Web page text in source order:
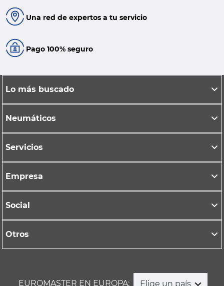
Una red de expertos a tu servicio
Pago 100% seguro
Lo más buscado
Neumáticos
Servicios
Empresa
Social
Otros
EUROMASTER EN EUROPA: Elige un país